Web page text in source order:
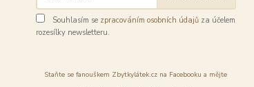
Souhlasím se zpracováním osobních údajů za účelem
rozesílky newsletteru.
Staňte se fanouškem Zbytkylátek.cz na Facebooku a mějte